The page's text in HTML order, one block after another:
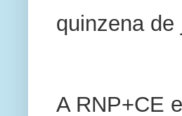
quinzena de
A RNP+CE